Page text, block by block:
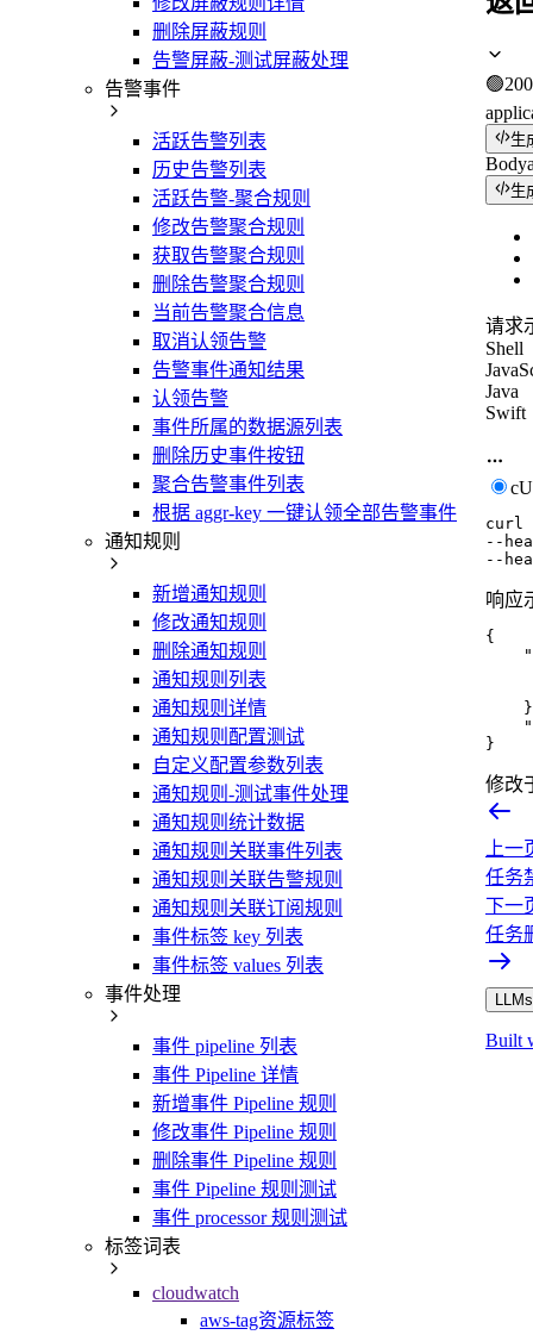
删除屏蔽规则
告警屏蔽-测试屏蔽处理
告警事件
活跃告警列表
历史告警列表
活跃告警-聚合规则
修改告警聚合规则
获取告警聚合规则
删除告警聚合规则
当前告警聚合信息
取消认领告警
告警事件通知结果
认领告警
事件所属的数据源列表
删除历史事件按钮
聚合告警事件列表
根据 aggr-key 一键认领全部告警事件
通知规则
新增通知规则
修改通知规则
删除通知规则
通知规则列表
通知规则详情
通知规则配置测试
自定义配置参数列表
通知规则-测试事件处理
通知规则统计数据
通知规则关联事件列表
通知规则关联告警规则
通知规则关联订阅规则
事件标签 key 列表
事件标签 values 列表
事件处理
事件 pipeline 列表
事件 Pipeline 详情
新增事件 Pipeline 规则
修改事件 Pipeline 规则
删除事件 Pipeline 规则
事件 Pipeline 规则测试
事件 processor 规则测试
标签词表
cloudwatch
aws-tag资源标签
🟢200
生
Body
生
请求
Shell
Java
Swift
curl
--
--
响应
{
}
}
修改
上一
任务
下一
任务
Built